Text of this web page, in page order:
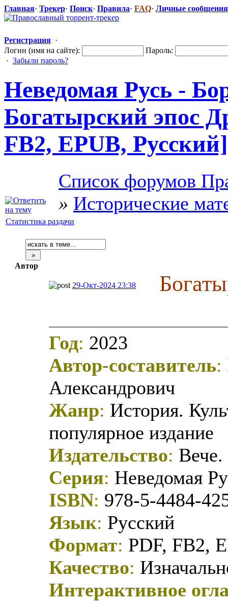
Главная· Трекер· Поиск· Правила· FAQ· Личные сообщения
Регистрация ·
Логин (имя на сайте):
Пароль:
· Забыли пароль?
Неведомая Русь -
Богатырский эпос
FB2, EPUB, Русский]
Список форумов
» Исторические
Статистика раздачи
Автор
29-Окт-2024 23:38
Год: 2023
Автор-составитель:
Александрович
Жанр: История.
популярное издание
Издательство:
Серия: Неведомая
ISBN: 978-5-4484-
Язык: Русский
Формат: PDF, FB2,
Качество:
Интерактивное